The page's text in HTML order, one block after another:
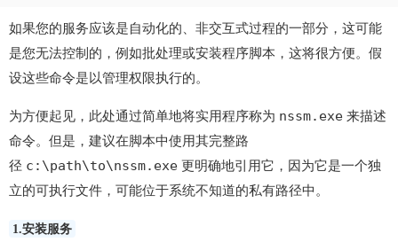
如果您的服务应该是自动化的、非交互式过程的一部分，这可能
是您无法控制的，例如批处理或安装程序脚本，这将很方便。假
设这些命令是以管理权限执行的。
为方便起见，此处通过简单地将实用程序称为 nssm.exe 来描述
命令。但是，建议在脚本中使用其完整路
径 c:\path\to\nssm.exe 更明确地引用它，因为它是一个独
立的可执行文件，可能位于系统不知道的私有路径中。
1.安装服务